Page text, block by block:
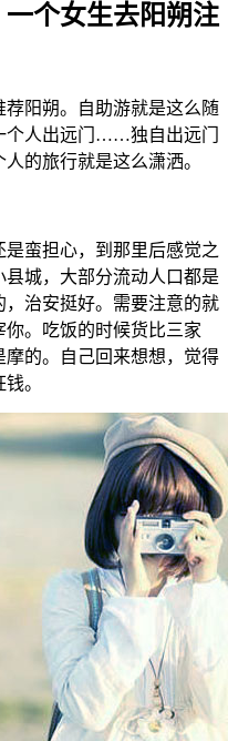
个女生去阳朔注
阳朔。自助游就是这么随
个人出远门……独自出远门
的旅行就是这么潇洒。
蛮担心，到那里后感觉之
城，大部分流动人口都是
治安挺好。需要注意的就
。吃饭的时候货比三家
的。自己回来想想，觉得
。